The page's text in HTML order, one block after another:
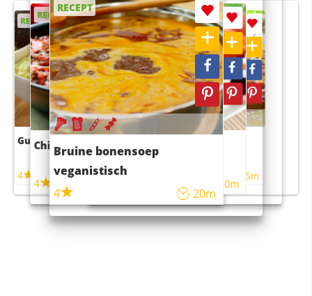
RECEPT
Guacamole
4
RECEPT
Chili con carne
4 45m
RECEPT
Bruine bonensoep
veganistisch
4
20m
RECEPT
Sushi rijstsalade
maaltijdsalade
40m
RECEPT
4 55m